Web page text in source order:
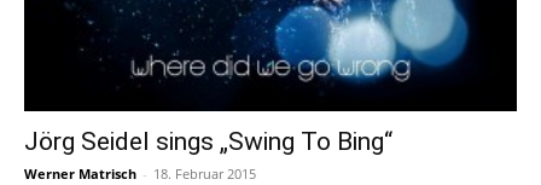
Jörg Seidel sings „Swing To Bing“
Werner Matrisch - 18. Februar 2015